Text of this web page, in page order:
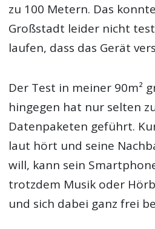
zu 100 Metern. Das
Großstadt leider nicht
laufen, dass das Gerät
Der Test in meiner 90m²
hingegen hat nur selten
Datenpaketen geführt.
laut hört und seine
will, kann sein
trotzdem Musik oder
und sich dabei ganz frei